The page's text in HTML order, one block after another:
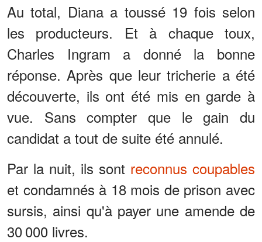
Au total, Diana a toussé 19 fois selon
les producteurs. Et à chaque toux,
Charles Ingram a donné la bonne
réponse. Après que leur tricherie a été
découverte, ils ont été mis en garde à
vue. Sans compter que le gain du
candidat a tout de suite été annulé.
Par la nuit, ils sont reconnus coupables
et condamnés à 18 mois de prison avec
sursis, ainsi qu'à payer une amende de
30 000 livres.